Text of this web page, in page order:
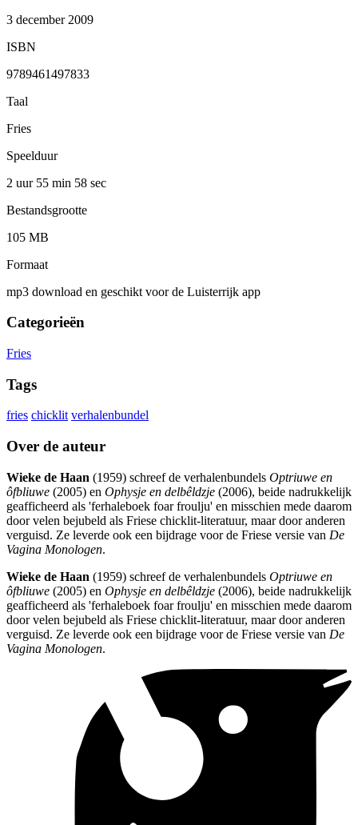
3 december 2009
ISBN
9789461497833
Taal
Fries
Speelduur
2 uur 55 min 58 sec
Bestandsgrootte
105 MB
Formaat
mp3 download en geschikt voor de Luisterrijk app
Categorieën
Fries
Tags
fries chicklit verhalenbundel
Over de auteur
Wieke de Haan (1959) schreef de verhalenbundels Optriuwe en
ôfbliuwe (2005) en Ophysje en delbêldzje (2006), beide nadrukkelijk
geafficheerd als 'ferhaleboek foar froulju' en misschien mede daarom
door velen bejubeld als Friese chicklit-literatuur, maar door anderen
verguisd. Ze leverde ook een bijdrage voor de Friese versie van De
Vagina Monologen.
Wieke de Haan (1959) schreef de verhalenbundels Optriuwe en
ôfbliuwe (2005) en Ophysje en delbêldzje (2006), beide nadrukkelijk
geafficheerd als 'ferhaleboek foar froulju' en misschien mede daarom
door velen bejubeld als Friese chicklit-literatuur, maar door anderen
verguisd. Ze leverde ook een bijdrage voor de Friese versie van De
Vagina Monologen.